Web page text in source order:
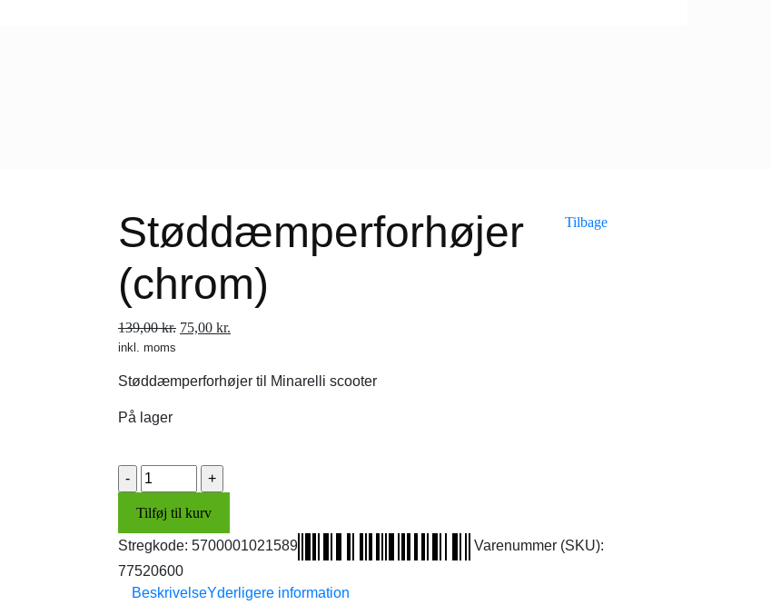
Støddæmperforhøjer
(chrom)
Tilbage
139,00kr. Den
var:
75,00 kr.
er:
inkl. moms
Støddæmperforhøjer til Minarelli scooter
På lager
Støddæmperforhøjer
(chrom)
antal
Tilføj til kurv
Stregkode: 5700001021589
Varenummer (SKU):
77520600
BeskrivelseYderligere information